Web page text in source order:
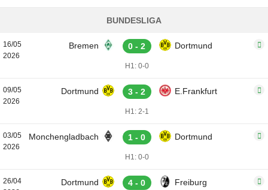
BUNDESLIGA
16/05
2026
Bremen 0 - 2 Dortmund
H1: 0-0
09/05
2026
Dortmund 3 - 2 E.Frankfurt
H1: 2-1
03/05
2026
Monchengladbach 1 - 0 Dortmund
H1: 0-0
26/04
Dortmund 4 - 0 Freiburg